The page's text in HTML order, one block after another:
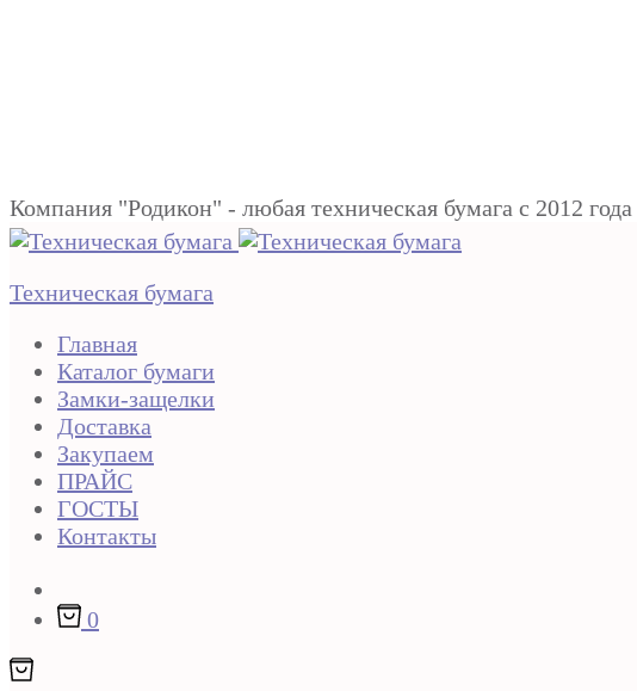
Компания "Родикон" - любая техническая бумага c 2012 года
Техническая бумага
Главная
Каталог бумаги
Замки-защелки
Доставка
Закупаем
ПРАЙС
ГОСТЫ
Контакты
0